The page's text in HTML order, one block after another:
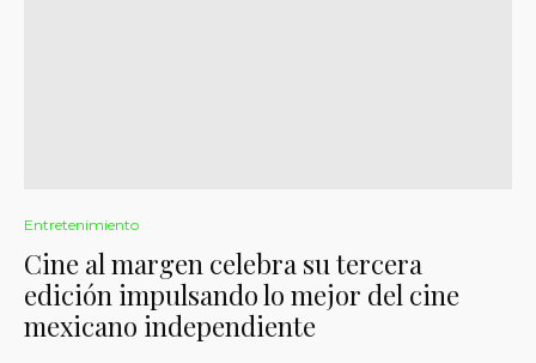
Entretenimiento
Cine al margen celebra su tercera
edición impulsando lo mejor del cine
mexicano independiente